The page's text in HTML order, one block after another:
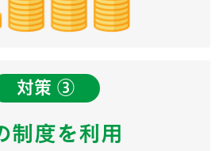
対策 ③
制度を利用